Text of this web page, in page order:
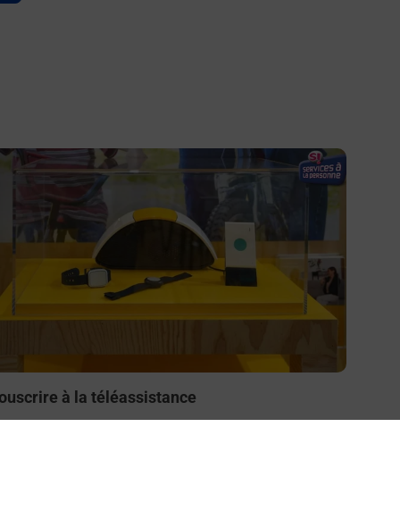
savoir plus
à la téléassistance